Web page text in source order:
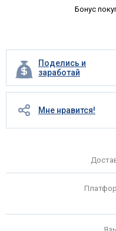
Бонус
Поделись и
заработай
Мне нравится!